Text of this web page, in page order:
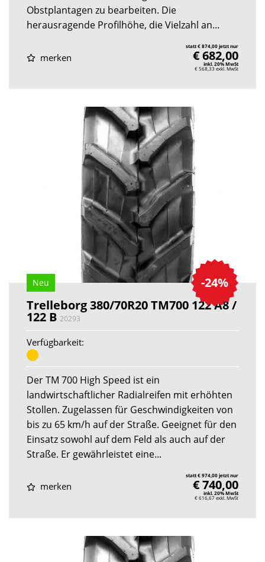
Obstplantagen zu bearbeiten. Die
herausragende Profilhöhe, die Vielzahl an...
merken
statt € 874,00 jetzt nur
€ 682,00
inkl. 20% MwSt
€ 568,33 exkl. MwSt
-24%
Neu
Trelleborg 380/70R20 TM700 122 A8 /
122 B 20293
Verfügbarkeit:
Der TM 700 High Speed ist ein
landwirtschaftlicher Radialreifen mit erhöhten
Stollen. Zugelassen für Geschwindigkeiten von
bis zu 65 km/h auf der Straße. Geeignet für den
Einsatz sowohl auf dem Feld als auch auf der
Straße. Er gewährleistet eine...
merken
statt € 974,00 jetzt nur
€ 740,00
inkl. 20% MwSt
€ 616,67exkl. MwSt